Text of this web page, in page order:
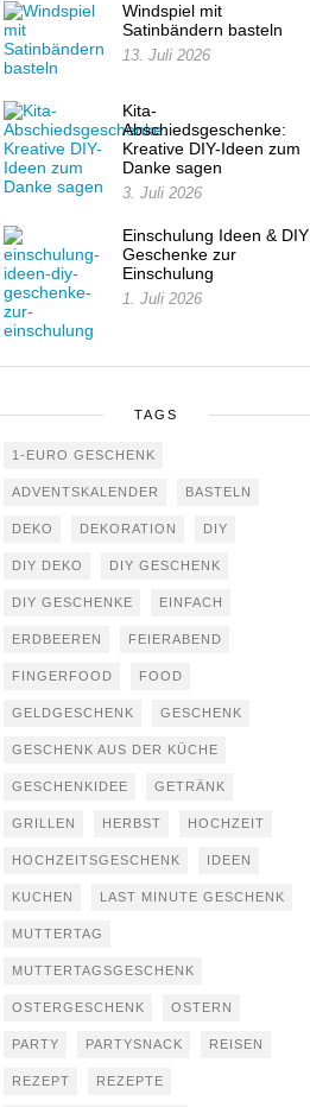
Windspiel mit
Satinbändern basteln
13. Juli 2026
Kita-
Abschiedsgeschenke:
Kreative DIY-Ideen zum
Danke sagen
3. Juli 2026
Einschulung Ideen & DIY
Geschenke zur
Einschulung
1. Juli 2026
TAGS
1-EURO GESCHENK
ADVENTSKALENDER BASTELN
DEKO DEKORATION DIY
DIY DEKO DIY GESCHENK
DIY GESCHENKE EINFACH
ERDBEEREN FEIERABEND
FINGERFOOD FOOD
GELDGESCHENK GESCHENK
GESCHENK AUS DER KÜCHE
GESCHENKIDEE GETRÄNK
GRILLEN HERBST HOCHZEIT
HOCHZEITSGESCHENK IDEEN
KUCHEN LAST MINUTE GESCHENK
MUTTERTAG
MUTTERTAGSGESCHENK
OSTERGESCHENK OSTERN
PARTY PARTYSNACK REISEN
REZEPT REZEPTE